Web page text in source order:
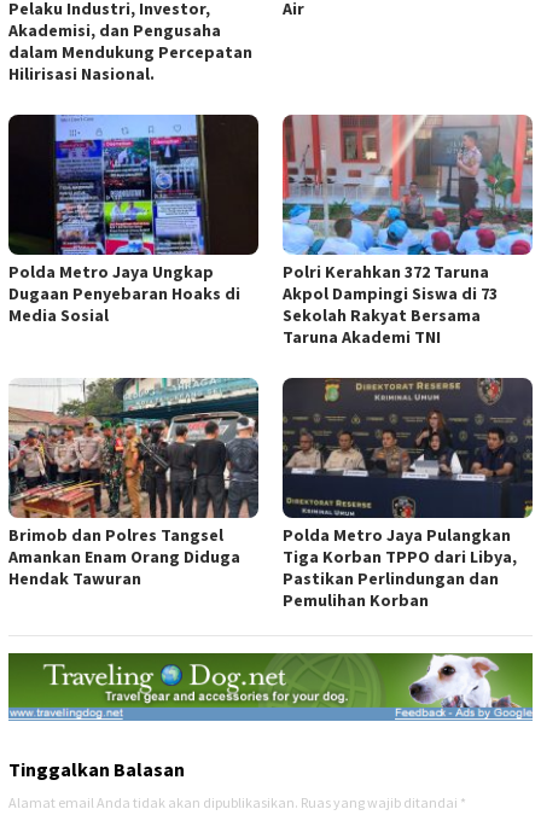
Pelaku Industri, Investor,
Akademisi, dan Pengusaha
dalam Mendukung Percepatan
Hilirisasi Nasional.
Air
Polda Metro Jaya Ungkap
Dugaan Penyebaran Hoaks di
Media Sosial
Polri Kerahkan 372 Taruna
Akpol Dampingi Siswa di 73
Sekolah Rakyat Bersama
Taruna Akademi TNI
Brimob dan Polres Tangsel
Amankan Enam Orang Diduga
Hendak Tawuran
Polda Metro Jaya Pulangkan
Tiga Korban TPPO dari Libya,
Pastikan Perlindungan dan
Pemulihan Korban
Tinggalkan Balasan
Alamat email Anda tidak akan dipublikasikan. Ruas yang wajib ditandai *